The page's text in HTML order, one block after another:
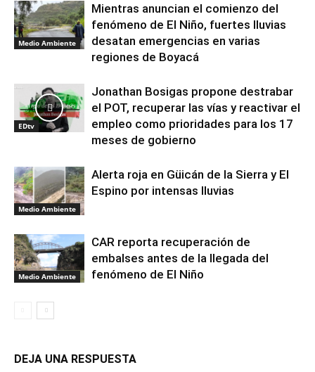
Medio Ambiente
Mientras anuncian el comienzo del
fenómeno de El Niño, fuertes lluvias
desatan emergencias en varias
regiones de Boyacá
EDtv
Jonathan Bosigas propone destrabar
el POT, recuperar las vías y reactivar el
empleo como prioridades para los 17
meses de gobierno
Medio Ambiente
Alerta roja en Güicán de la Sierra y El
Espino por intensas lluvias
Medio Ambiente
CAR reporta recuperación de
embalses antes de la llegada del
fenómeno de El Niño
DEJA UNA RESPUESTA